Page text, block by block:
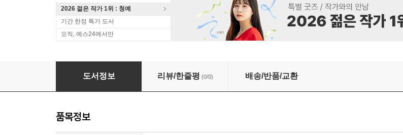
2026 젊은 작가 1위 : 청예
기간 한정 특가 도서
오직, 예스24에서만
수호지 (하)
도서정보 리뷰/한줄평 (0/0) 배송/반품/교환
품목정보